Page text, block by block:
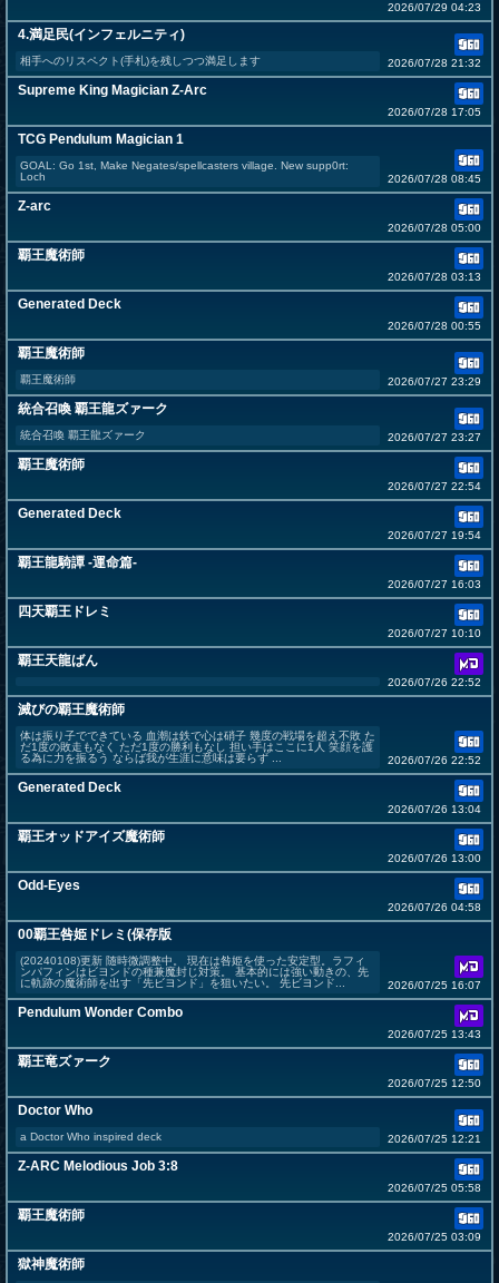
2026/07/29 04:23
4.満足民(インフェルニティ)
相手へのリスペクト(手札)を残しつつ満足します 2026/07/28 21:32
Supreme King Magician Z-Arc
2026/07/28 17:05
TCG Pendulum Magician 1
GOAL: Go 1st, Make Negates/spellcasters village. New supp0rt:
Loch
2026/07/28 08:45
Z-arc
2026/07/28 05:00
覇王魔術師
2026/07/28 03:13
Generated Deck
2026/07/28 00:55
覇王魔術師
覇王魔術師 2026/07/27 23:29
統合召喚 覇王龍ズァーク
統合召喚 覇王龍ズァーク 2026/07/27 23:27
覇王魔術師
2026/07/27 22:54
Generated Deck
2026/07/27 19:54
覇王龍騎譚 -運命篇-
2026/07/27 16:03
四天覇王ドレミ
2026/07/27 10:10
覇王天龍ばん
2026/07/26 22:52
滅びの覇王魔術師
体は振り子でできている 血潮は鉄で心は硝子 幾度の戦場を超え不敗 た
だ1度の敗走もなく ただ1度の勝利もなし 担い手はここに1人 笑顔を護
る為に力を振るう ならば我が生涯に意味は要らず ...
2026/07/26 22:52
Generated Deck
2026/07/26 13:04
覇王オッドアイズ魔術師
2026/07/26 13:00
Odd-Eyes
2026/07/26 04:58
00覇王咎姫ドレミ(保存版
(20240108)更新 随時微調整中。 現在は咎姫を使った安定型。ラフィ
ンパフィンはビヨンドの種兼魔封じ対策。 基本的には強い動きの、先
に軌跡の魔術師を出す「先ビヨンド」を狙いたい。 先ビヨンド...
2026/07/25 16:07
Pendulum Wonder Combo
2026/07/25 13:43
覇王竜ズァーク
2026/07/25 12:50
Doctor Who
a Doctor Who inspired deck 2026/07/25 12:21
Z-ARC Melodious Job 3:8
2026/07/25 05:58
覇王魔術師
2026/07/25 03:09
獄神魔術師